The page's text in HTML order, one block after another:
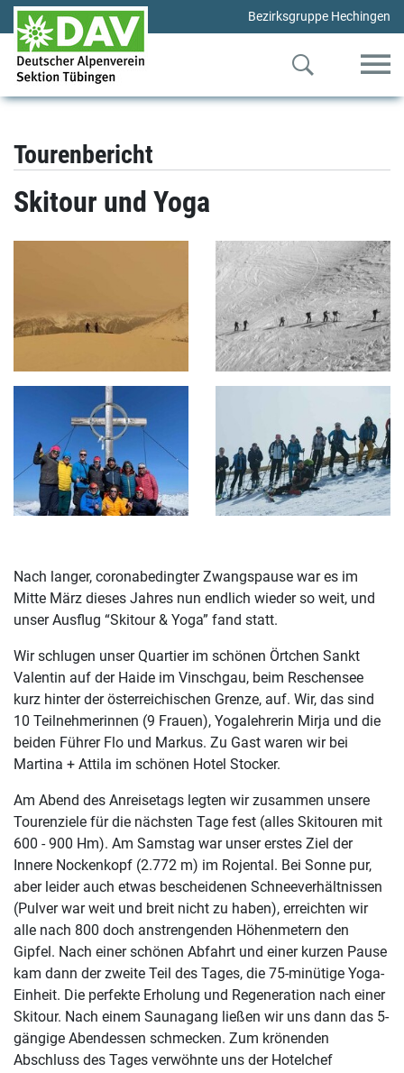
Bezirksgruppe Hechingen
Tourenbericht
Skitour und Yoga
Nach langer, coronabedingter Zwangspause war es im
Mitte März dieses Jahres nun endlich wieder so weit, und
unser Ausflug “Skitour & Yoga” fand statt.
Wir schlugen unser Quartier im schönen Örtchen Sankt
Valentin auf der Haide im Vinschgau, beim Reschensee
kurz hinter der österreichischen Grenze, auf. Wir, das sind
10 Teilnehmerinnen (9 Frauen), Yogalehrerin Mirja und die
beiden Führer Flo und Markus. Zu Gast waren wir bei
Martina + Attila im schönen Hotel Stocker.
Am Abend des Anreisetags legten wir zusammen unsere
Tourenziele für die nächsten Tage fest (alles Skitouren mit
600 - 900 Hm). Am Samstag war unser erstes Ziel der
Innere Nockenkopf (2.772 m) im Rojental. Bei Sonne pur,
aber leider auch etwas bescheidenen Schneeverhältnissen
(Pulver war weit und breit nicht zu haben), erreichten wir
alle nach 800 doch anstrengenden Höhenmetern den
Gipfel. Nach einer schönen Abfahrt und einer kurzen Pause
kam dann der zweite Teil des Tages, die 75-minütige Yoga-
Einheit. Die perfekte Erholung und Regeneration nach einer
Skitour. Nach einem Saunagang ließen wir uns dann das 5-
gängige Abendessen schmecken. Zum krönenden
Abschluss des Tages verwöhnte uns der Hotelchef